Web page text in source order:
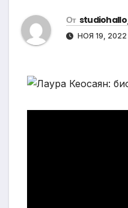
От studiohallo_
НОЯ 19, 2022